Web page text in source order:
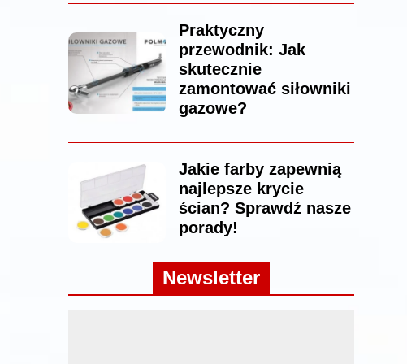
Praktyczny
przewodnik: Jak
skutecznie
zamontować siłowniki
gazowe?
Jakie farby zapewnią
najlepsze krycie
ścian? Sprawdź nasze
porady!
Newsletter